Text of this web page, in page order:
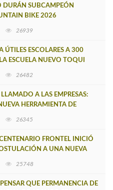
DURÁN SUBCAMPEÓN
BIKE 2026
26939
ÚTILES ESCOLARES A 300
ESCUELA NUEVO TOQUI
26482
A LAS EMPRESAS:
HERRAMIENTA DE
26345
FRONTEL INICIÓ
A UNA NUEVA
25748
QUE PERMANENCIA DE